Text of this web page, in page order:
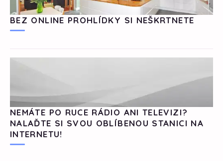
BEZ ONLINE PROHLÍDKY SI NEŠKRTNETE
NEMÁTE PO RUCE RÁDIO ANI TELEVIZI?
NALAĎTE SI SVOU OBLÍBENOU STANICI NA
INTERNETU!